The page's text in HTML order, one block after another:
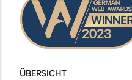
ÜBERSICHT